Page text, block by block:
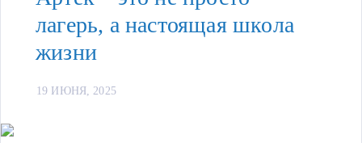
лагерь, а настоящая школа
жизни
19 ИЮНЯ, 2025